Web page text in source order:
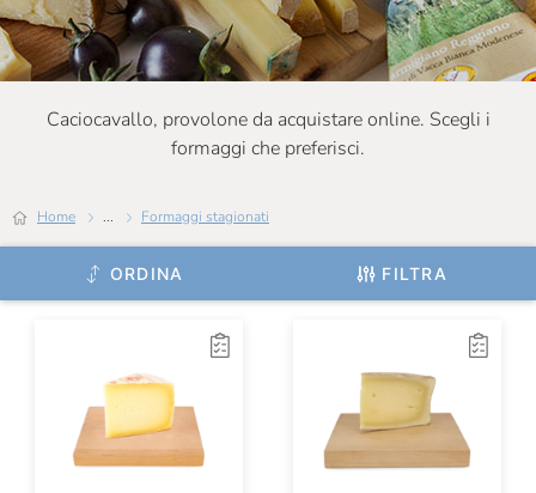
Caciocavallo, provolone da acquistare online. Scegli i
formaggi che preferisci.
Home ... Formaggi stagionati
ORDINA FILTRA